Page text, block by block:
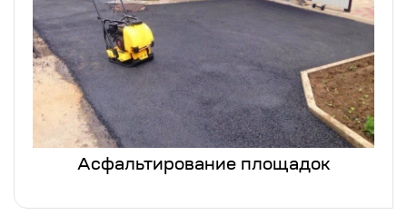
Асфальтирование площадок